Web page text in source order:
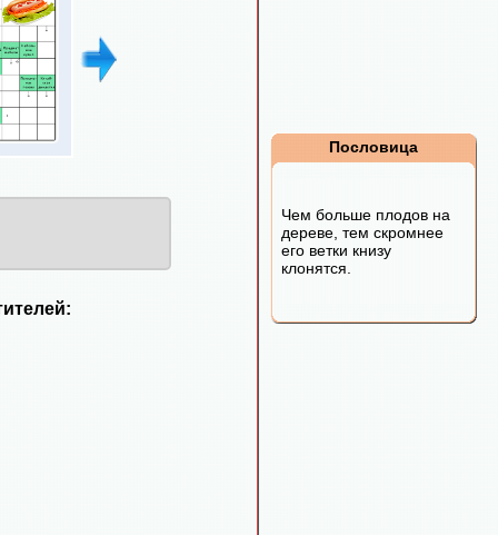
Пословица
Чем больше плодов на
дереве, тем скромнее
его ветки книзу
клонятся.